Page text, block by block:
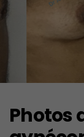
Photos